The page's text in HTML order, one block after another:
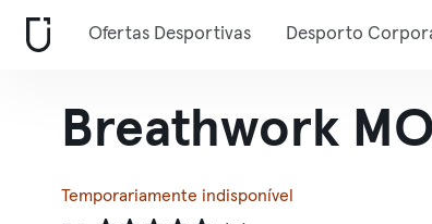
Ofertas Desportivas Desporto
Breathwork
Temporariamente indisponível